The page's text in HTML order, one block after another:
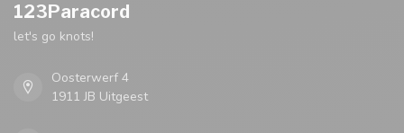
123Paracord
let's go knots!
Oosterwerf 4
1911 JB Uitgeest